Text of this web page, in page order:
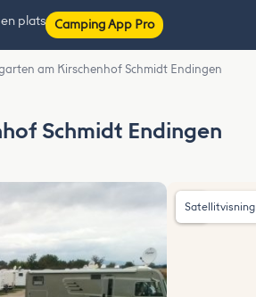
plats Camping App Pro
am Kirschenhof Schmidt Endingen
Schmidt Endingen
Satellitvisning